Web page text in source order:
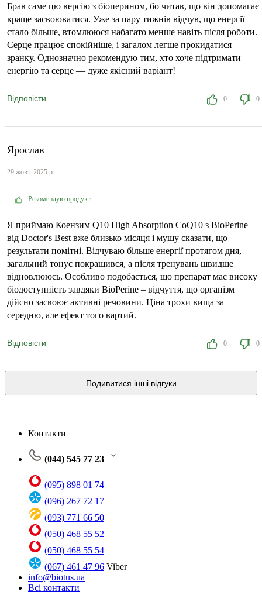
Брав саме цю версію з біоперином, бо читав, що він допомагає
краще засвоюватися. Уже за пару тижнів відчув, що енергії
стало більше, втомлююся набагато менше навіть після роботи.
Серце працює спокійніше, і загалом легше прокидатися
зранку. Однозначно рекомендую тим, хто хоче підтримати
енергію та серце — дуже якісний варіант!
Відповісти 0 0
Ярослав
29 жовт. 2025 р.
Рекомендую продукт
Я приймаю Коензим Q10 High Absorption CoQ10 з BioPerine
від Doctor's Best вже близько місяця і мушу сказати, що
результати помітні. Відчуваю більше енергії протягом дня,
загальний тонус покращився, а після тренувань швидше
відновлююсь. Особливо подобається, що препарат має високу
біодоступність завдяки BioPerine – відчуття, що організм
дійсно засвоює активні речовини. Ціна трохи вища за
середню, але ефект того вартий.
Відповісти 0 0
Подивитися інші відгуки
Контакти
(044) 545 77 23
(095) 898 01 74
(096) 267 72 17
(093) 771 66 50
(050) 468 55 52
(050) 468 55 54
(067) 461 47 96 Viber
info@biotus.ua
Всі контакти